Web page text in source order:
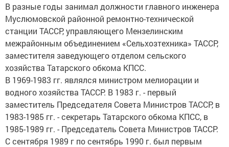
В разные годы занимал должности главного инженера
Муслюмовской районной ремонтно-технической
станции ТАССР, управляющего Мензелинским
межрайонным объединением «Сельхозтехника» ТАССР,
заместителя заведующего отделом сельского
хозяйства Татарского обкома КПСС.
В 1969-1983 гг. являлся министром мелиорации и
водного хозяйства ТАССР. В 1983 г. - первый
заместитель Председателя Совета Министров ТАССР, в
1983-1985 гг. - секретарь Татарского обкома КПСС, в
1985-1989 гг. - Председатель Совета Министров ТАССР.
С сентября 1989 г по сентябрь 1990 г. был первым